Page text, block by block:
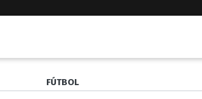
FÚTBOL